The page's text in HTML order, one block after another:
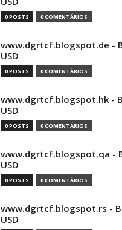
0 POSTS 0 COMENTÁRIOS
www.dgrtcf.blogspot.de -
USD
0 POSTS 0 COMENTÁRIOS
www.dgrtcf.blogspot.hk -
USD
0 POSTS 0 COMENTÁRIOS
www.dgrtcf.blogspot.qa -
USD
0 POSTS 0 COMENTÁRIOS
www.dgrtcf.blogspot.rs -
USD